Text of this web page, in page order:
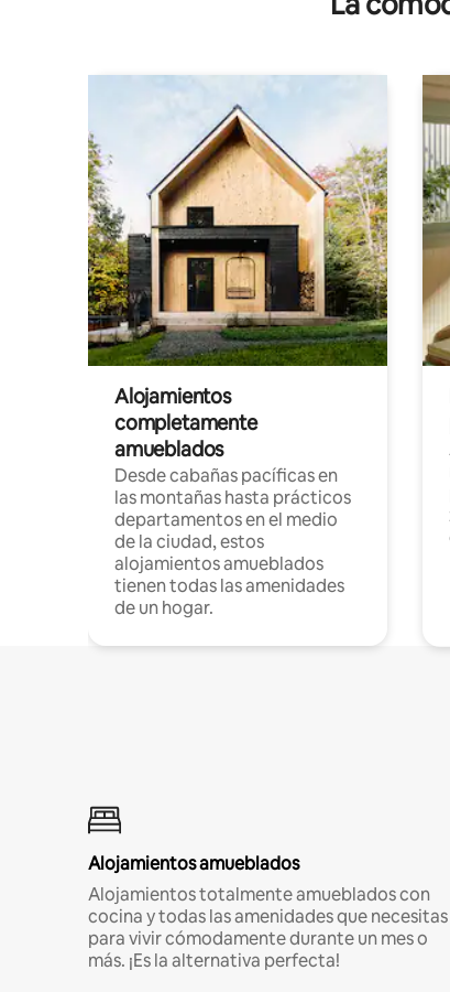
Alojamientos
completamente
amueblados
Desde cabañas pacíficas en
las montañas hasta prácticos
departamentos en el medio
de la ciudad, estos
alojamientos amueblados
tienen todas las amenidades
de un hogar.
Alojamientos amueblados
Alojamientos totalmente amueblados con
cocina y todas las amenidades que necesitas
para vivir cómodamente durante un mes o
más. ¡Es la alternativa perfecta!